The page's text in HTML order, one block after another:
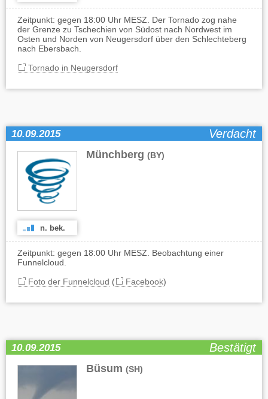
Zeitpunkt: gegen 18:00 Uhr MESZ. Der Tornado zog nahe
der Grenze zu Tschechien von Südost nach Nordwest im
Osten und Norden von Neugersdorf über den Schlechteberg
nach Ebersbach.
Tornado in Neugersdorf
10.09.2015 Verdacht
Münchberg (BY)
n. bek.
Zeitpunkt: gegen 18:00 Uhr MESZ. Beobachtung einer
Funnelcloud.
Foto der Funnelcloud ( Facebook)
10.09.2015 Bestätigt
Büsum (SH)